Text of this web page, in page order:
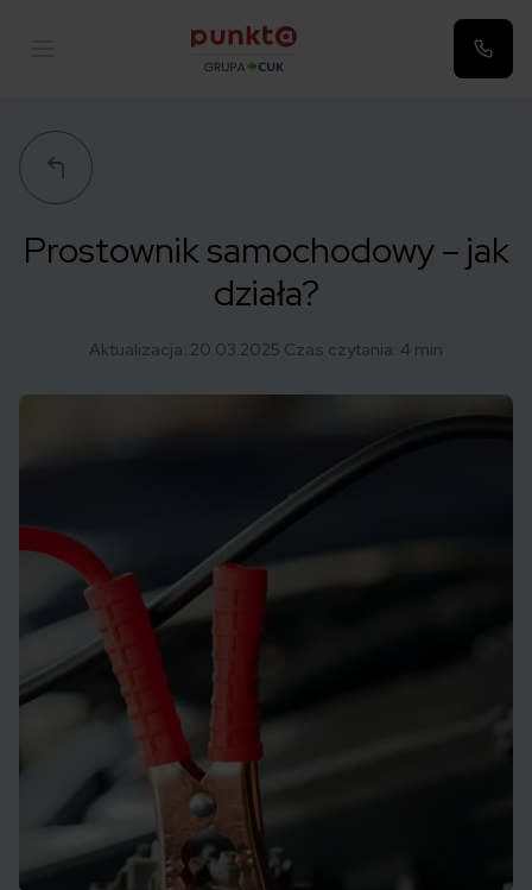
Prostownik samochodowy – jak
działa?
Aktualizacja: 20.03.2025 Czas czytania: 4 min